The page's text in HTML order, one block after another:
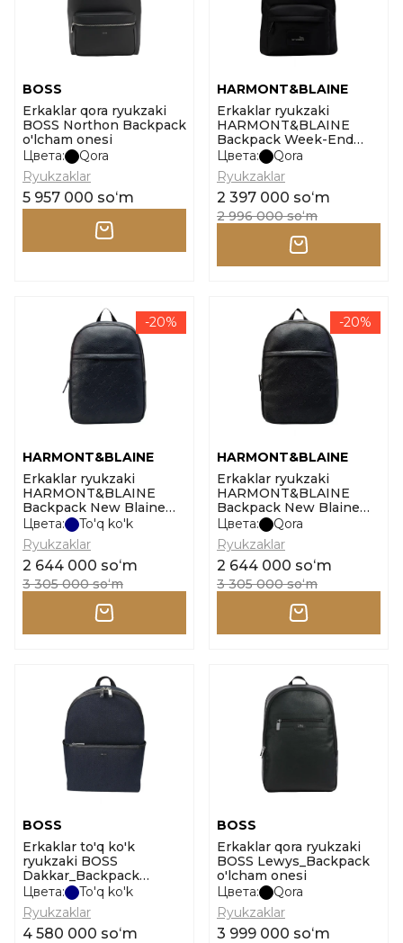
BOSS
Erkaklar qora ryukzaki
BOSS Northon Backpack
o'lcham onesi
Цвета:
Qora
Ryukzaklar
5 957 000 soʻm
HARMONT&BLAINE
Erkaklar ryukzaki
HARMONT&BLAINE
Backpack Week-End
005 o'lcham uni
Цвета:
Qora
Ryukzaklar
2 397 000 soʻm
2 996 000 soʻm
-20%
HARMONT&BLAINE
Erkaklar ryukzaki
HARMONT&BLAINE
Backpack New Blaine
Allover 004 o'lcham uni
Цвета:
To'q ko'k
Ryukzaklar
2 644 000 soʻm
3 305 000 soʻm
-20%
HARMONT&BLAINE
Erkaklar ryukzaki
HARMONT&BLAINE
Backpack New Blaine
Allover 004 o'lcham uni
Цвета:
Qora
Ryukzaklar
2 644 000 soʻm
3 305 000 soʻm
BOSS
Erkaklar to'q ko'k
ryukzaki BOSS
Dakkar_Backpack
o'lcham onesi
Цвета:
To'q ko'k
Ryukzaklar
4 580 000 soʻm
BOSS
Erkaklar qora ryukzaki
BOSS Lewys_Backpack
o'lcham onesi
Цвета:
Qora
Ryukzaklar
3 999 000 soʻm